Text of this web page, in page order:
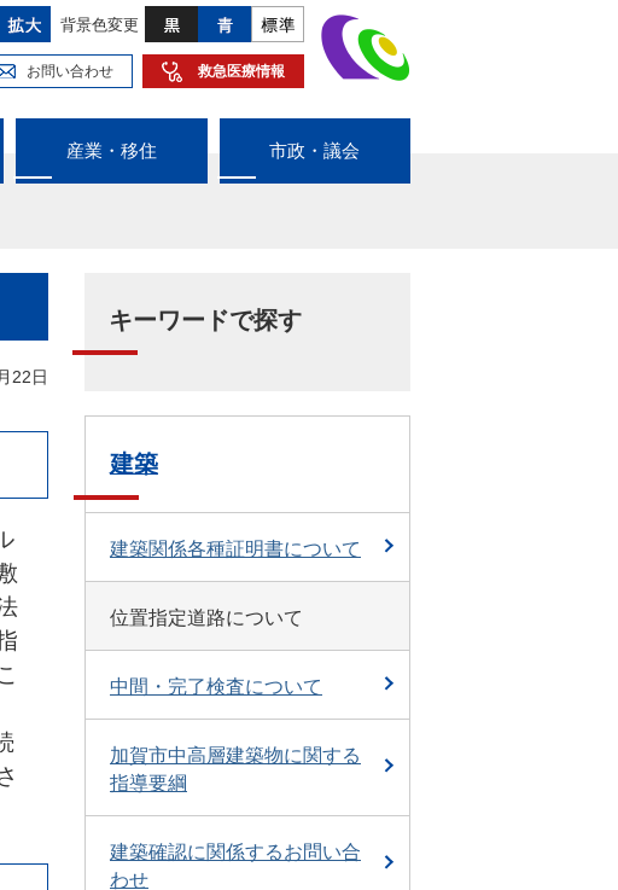
背景色変更
お問い合わせ 救急医療情報
産業・移住 市政・議会
22日
キーワードで探す
建築
建築関係各種証明書について
位置指定道路について
中間・完了検査について
加賀市中高層建築物に関する
指導要綱
建築確認に関係するお問い合
わせ